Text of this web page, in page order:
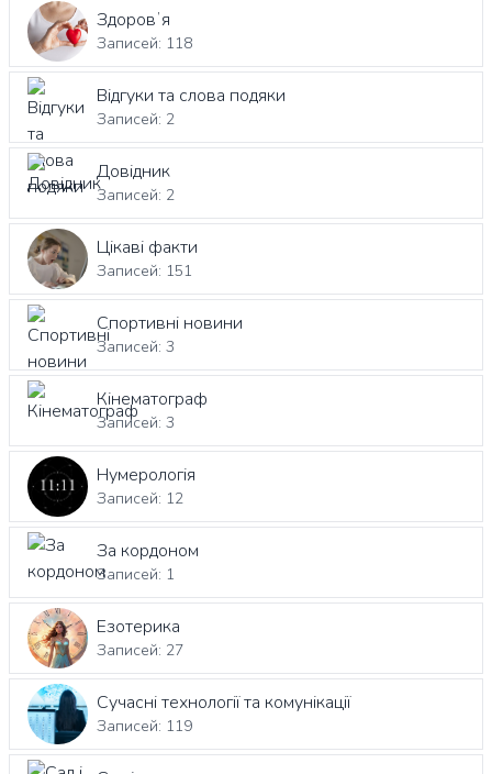
Здоровʼя
Записей: 118
Відгуки та слова подяки
Записей: 2
Довідник
Записей: 2
Цікаві факти
Записей: 151
Спортивні новини
Записей: 3
Кінематограф
Записей: 3
Нумерологія
Записей: 12
За кордоном
Записей: 1
Езотерика
Записей: 27
Сучасні технології та комунікації
Записей: 119